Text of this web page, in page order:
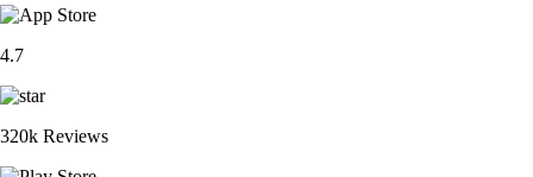
4.7
320k Reviews